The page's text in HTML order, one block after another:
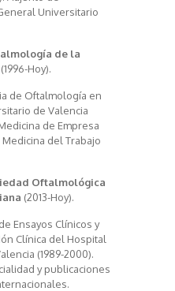
Universitario
de la
(1996-Hoy).
de Oftalmología en
de Valencia
de Empresa
del Trabajo
Oftalmológica
(2013-Hoy).
Ensayos Clínicos y
Clínica del Hospital
(1989-2000).
y publicaciones